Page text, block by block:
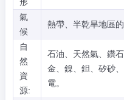
氣
候
熱帶、半乾旱地區的
自
然
資
源:
石油、天然氣、鑽
金、鎳、鉭、矽砂
電。